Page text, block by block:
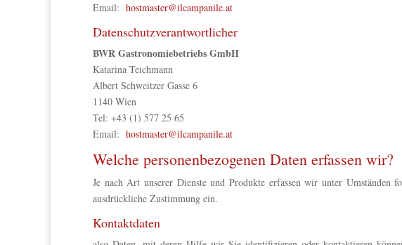
Email: hostmaster@ilcampanile.at
Datenschutzverantwortlicher
BWR Gastronomiebetriebs GmbH
Katarina Teichmann
Albert Schweitzer Gasse 6
1140 Wien
Tel: +43 (1) 577 25 65
Email: hostmaster@ilcampanile.at
Welche personenbezogenen Daten erfassen wir?
Je nach Art unserer Dienste und Produkte erfassen wir unter Umständen
ausdrückliche Zustimmung ein.
Kontaktdaten